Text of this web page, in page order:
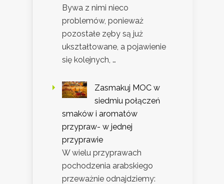
Bywa z nimi nieco
problemów, ponieważ
pozostałe zęby są już
ukształtowane, a pojawienie
się kolejnych, …
Zasmakuj MOC w
siedmiu połączeń
smaków i aromatów
przypraw- w jednej
przyprawie
W wielu przyprawach
pochodzenia arabskiego
przeważnie odnajdziemy: